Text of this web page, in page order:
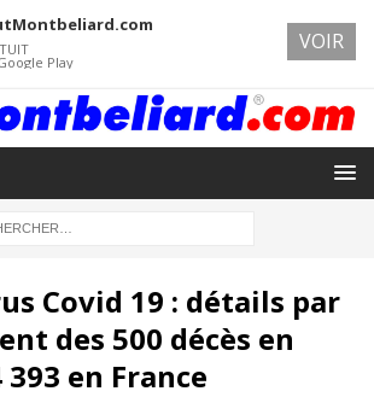
Covid 19 : détails par
des 500 décès en
en France
Play
VOIR